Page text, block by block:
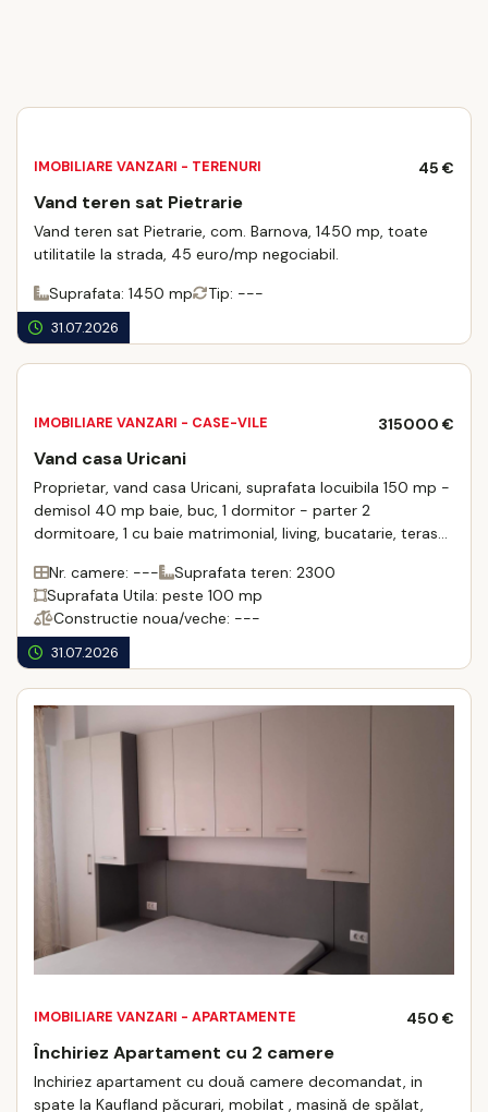
31.07.2026
IMOBILIARE VANZARI - TERENURI 45 €
Vand teren sat Pietrarie
Vand teren sat Pietrarie, com. Barnova, 1450 mp, toate
utilitatile la strada, 45 euro/mp negociabil.
Suprafata: 1450 mp
Tip: ---
31.07.2026
IMOBILIARE VANZARI - CASE-VILE 315000 €
Vand casa Uricani
Proprietar, vand casa Uricani, suprafata locuibila 150 mp -
demisol 40 mp baie, buc, 1 dormitor - parter 2
dormitoare, 1 cu baie matrimonial, living, bucatarie, terasa
Nr. camere: ---
Suprafata teren: 2300
Suprafata Utila: peste 100 mp
Constructie noua/veche: ---
IMOBILIARE VANZARI - APARTAMENTE 450 €
Închiriez Apartament cu 2 camere
Inchiriez apartament cu două camere decomandat, in
spate la Kaufland păcurari, mobilat , masină de spălat,